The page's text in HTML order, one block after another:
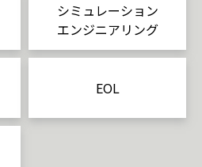
シミュレーション
エンジニアリング
EOL